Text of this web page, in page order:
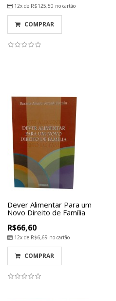
12x de R$125,50 no cartão
COMPRAR
Dever Alimentar Para um
Novo Direito de Família
R$66,60
12x de R$6,69 no cartão
COMPRAR